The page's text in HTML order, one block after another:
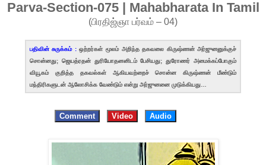
Parva-Section-075 | Mahabharata In Tamil
(பிரதிஜ்ஞா பர்வம் – 04)
பதிவின் சுருக்கம் :ஒற்றர்கள் மூலம் அறிந்த தகவலை கிருஷ்ணன் அர்ஜுனனுக்குச்
சொன்னது; ஜெயத்ரதன் துரியோதனனிடம் பேசியது; துரோணர் அமைக்கப்போகும்
வியூகம் குறித்த தகவல்கள் ஆகியவற்றைச் சொன்ன கிருஷ்ணன் மீண்டும்
மந்திரிகளுடன் ஆலோசிக்க வேண்டும் என்று அர்ஜுனனை முடுக்கியது…
Comment Video Audio